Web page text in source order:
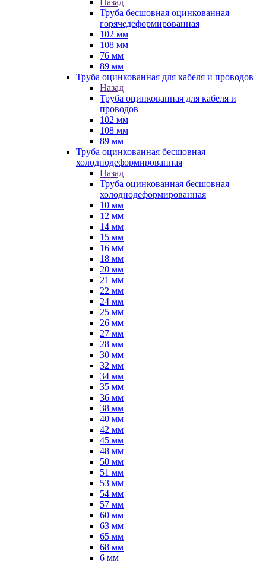
Назад
Труба бесшовная оцинкованная
горячедеформированная
102 мм
108 мм
76 мм
89 мм
Труба оцинкованная для кабеля и проводов
Назад
Труба оцинкованная для кабеля и
проводов
102 мм
108 мм
89 мм
Труба оцинкованная бесшовная
холоднодеформированная
Назад
Труба оцинкованная бесшовная
холоднодеформированная
10 мм
12 мм
14 мм
15 мм
16 мм
18 мм
20 мм
21 мм
22 мм
24 мм
25 мм
26 мм
27 мм
28 мм
30 мм
32 мм
34 мм
35 мм
36 мм
38 мм
40 мм
42 мм
45 мм
48 мм
50 мм
51 мм
53 мм
54 мм
57 мм
60 мм
63 мм
65 мм
68 мм
6 мм